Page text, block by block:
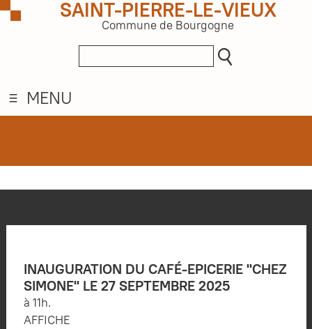
SAINT-PIERRE-LE-VIEUX
Commune de Bourgogne
MENU
INAUGURATION DU CAFÉ-EPICERIE "CHEZ
SIMONE" LE 27 SEPTEMBRE 2025
à 11h.
AFFICHE